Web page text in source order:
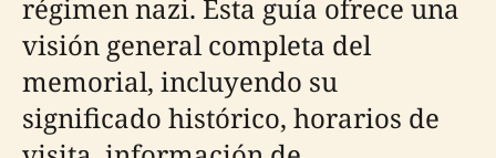
régimen nazi. Esta guía ofrece una
visión general completa del
memorial, incluyendo su
significado histórico, horarios de